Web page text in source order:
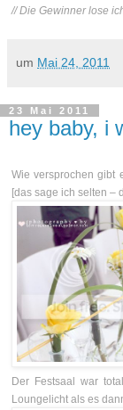
// Die Gewinner lose
um Mai 24, 2011
23 Mai 2011
hey baby, i
Wie versprochen gibt
[das sage ich selten –
Der Festsaal war
Loungelicht als es